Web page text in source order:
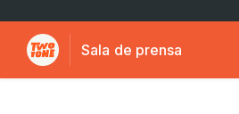
Sala de prensa